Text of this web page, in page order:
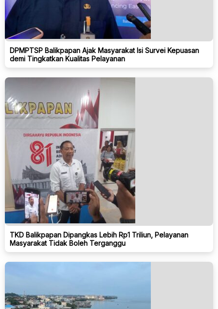
DPMPTSP Balikpapan Ajak Masyarakat Isi Survei Kepuasan
demi Tingkatkan Kualitas Pelayanan
TKD Balikpapan Dipangkas Lebih Rp1 Triliun, Pelayanan
Masyarakat Tidak Boleh Terganggu